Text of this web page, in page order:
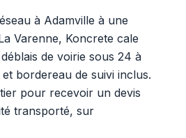
à Adamville à une
Varenne, Koncrete cale
de voirie sous 24 à
bordereau de suivi inclus.
pour recevoir un devis
transporté, sur